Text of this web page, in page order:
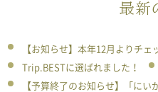
最新
【お知らせ】本年12月よりチェ
Trip.BESTに選ばれました！
【予算終了のお知らせ】「に